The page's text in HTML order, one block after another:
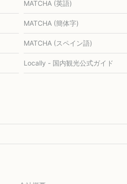
MATCHA (英語)
MATCHA (簡体字)
MATCHA (スペイン語)
Locally - 国内観光公式ガイド